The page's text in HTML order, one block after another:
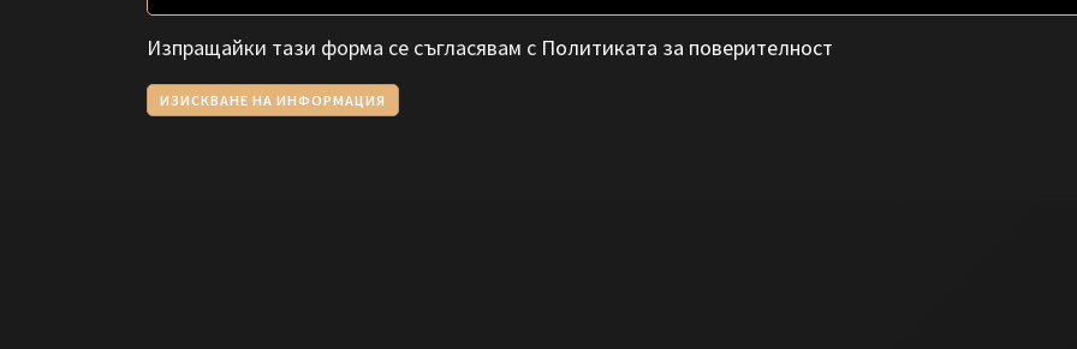
Изпращайки тази форма се съгласявам с Политиката за поверителност
ИЗИСКВАНЕ НА ИНФОРМАЦИЯ